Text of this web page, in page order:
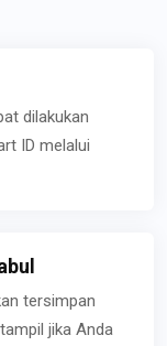
dilakukan
ID melalui
tersimpan
jika Anda